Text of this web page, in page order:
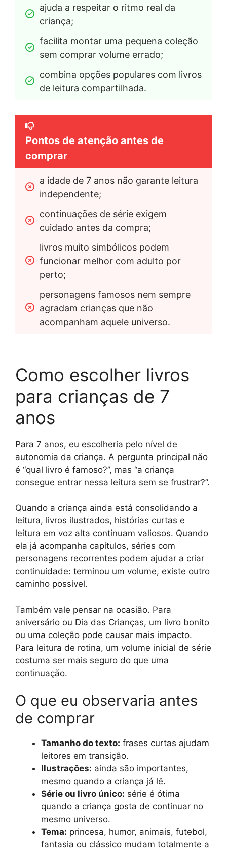
ajuda a respeitar o ritmo real da
criança;
facilita montar uma pequena coleção
sem comprar volume errado;
combina opções populares com livros
de leitura compartilhada.
Pontos de atenção antes de
comprar
a idade de 7 anos não garante leitura
independente;
continuações de série exigem
cuidado antes da compra;
livros muito simbólicos podem
funcionar melhor com adulto por
perto;
personagens famosos nem sempre
agradam crianças que não
acompanham aquele universo.
Como escolher livros
para crianças de 7
anos
Para 7 anos, eu escolheria pelo nível de
autonomia da criança. A pergunta principal não
é “qual livro é famoso?”, mas “a criança
consegue entrar nessa leitura sem se frustrar?”.
Quando a criança ainda está consolidando a
leitura, livros ilustrados, histórias curtas e
leitura em voz alta continuam valiosos. Quando
ela já acompanha capítulos, séries com
personagens recorrentes podem ajudar a criar
continuidade: terminou um volume, existe outro
caminho possível.
Também vale pensar na ocasião. Para
aniversário ou Dia das Crianças, um livro bonito
ou uma coleção pode causar mais impacto.
Para leitura de rotina, um volume inicial de série
costuma ser mais seguro do que uma
continuação.
O que eu observaria antes
de comprar
Tamanho do texto: frases curtas ajudam
leitores em transição.
Ilustrações: ainda são importantes,
mesmo quando a criança já lê.
Série ou livro único: série é ótima
quando a criança gosta de continuar no
mesmo universo.
Tema: princesa, humor, animais, futebol,
fantasia ou clássico mudam totalmente a